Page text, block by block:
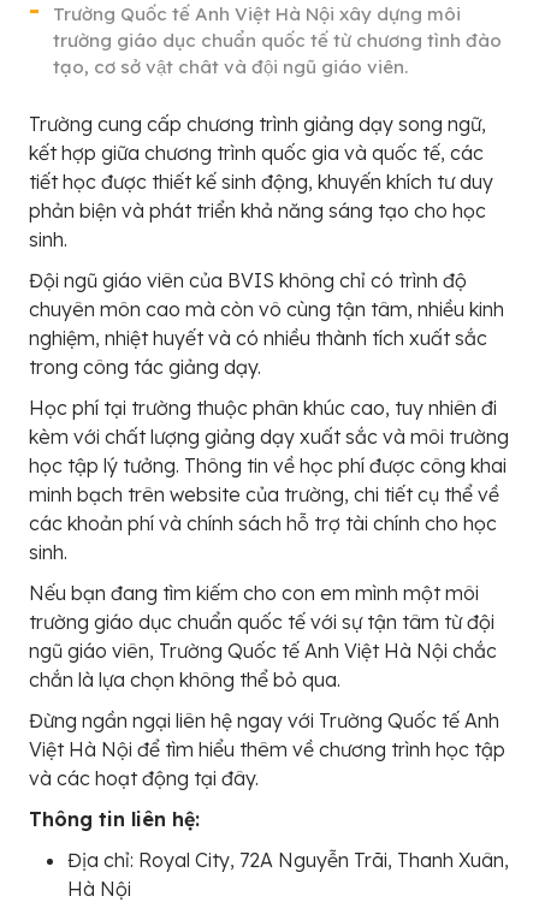
Trường Quốc tế Anh Việt Hà Nội xây dựng môi
trường giáo dục chuẩn quốc tế từ chương tình đào
tạo, cơ sở vật chât và đội ngũ giáo viên.
Trường cung cấp chương trình giảng dạy song ngữ,
kết hợp giữa chương trình quốc gia và quốc tế, các
tiết học được thiết kế sinh động, khuyến khích tư duy
phản biện và phát triển khả năng sáng tạo cho học
sinh.
Đội ngũ giáo viên của BVIS không chỉ có trình độ
chuyên môn cao mà còn vô cùng tận tâm, nhiều kinh
nghiệm, nhiệt huyết và có nhiều thành tích xuất sắc
trong công tác giảng dạy.
Học phí tại trường thuộc phân khúc cao, tuy nhiên đi
kèm với chất lượng giảng dạy xuất sắc và môi trường
học tập lý tưởng. Thông tin về học phí được công khai
minh bạch trên website của trường, chi tiết cụ thể về
các khoản phí và chính sách hỗ trợ tài chính cho học
sinh.
Nếu bạn đang tìm kiếm cho con em mình một môi
trường giáo dục chuẩn quốc tế với sự tận tâm từ đội
ngũ giáo viên, Trường Quốc tế Anh Việt Hà Nội chắc
chắn là lựa chọn không thể bỏ qua.
Đừng ngần ngại liên hệ ngay với Trường Quốc tế Anh
Việt Hà Nội để tìm hiểu thêm về chương trình học tập
và các hoạt động tại đây.
Thông tin liên hệ:
Địa chỉ: Royal City, 72A Nguyễn Trãi, Thanh Xuân,
Hà Nội